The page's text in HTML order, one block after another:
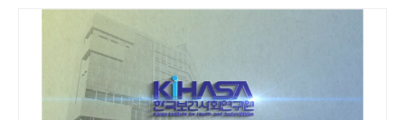
VR 역사관